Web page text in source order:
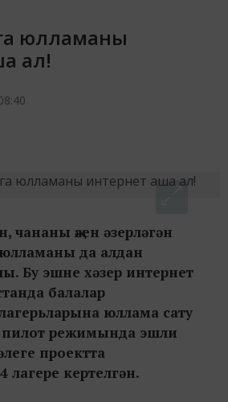
юлламаны
ал!
җәен әзерләгән
юлламаны да алдан
Бу эшне хәзер интернет
балалар
юллама сату
пилот режимында эшли
проектта
лагере кертелгән.